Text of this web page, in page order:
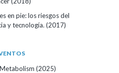
en pie: los riesgos del
y tecnología. (2017)
(2025)